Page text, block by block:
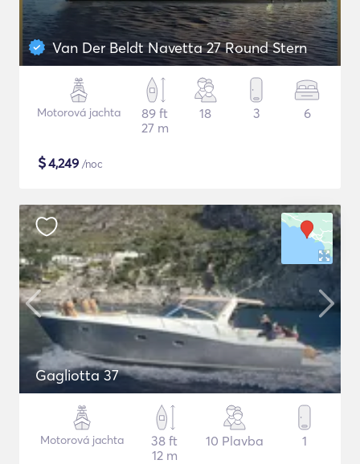
Van Der Beldt Navetta 27 Round Stern
Motorová jachta
89 ft
27 m
18 3 6
$4,249 /noc
Gagliotta 37
Motorová jachta
38 ft
12 m
10 Plavba 1